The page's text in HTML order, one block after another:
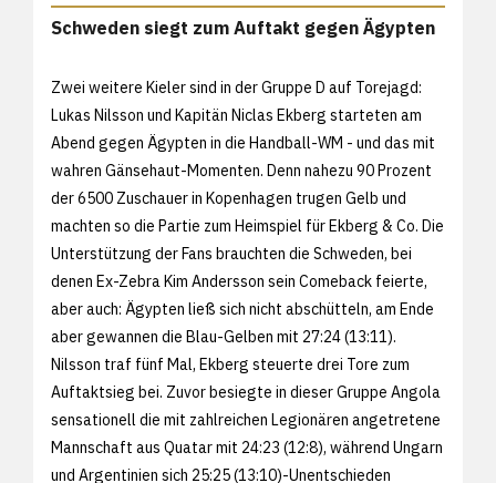
Schweden siegt zum Auftakt gegen Ägypten
Zwei weitere Kieler sind in der Gruppe D auf Torejagd:
Lukas Nilsson und Kapitän Niclas Ekberg starteten am
Abend gegen Ägypten in die Handball-WM - und das mit
wahren Gänsehaut-Momenten. Denn nahezu 90 Prozent
der 6500 Zuschauer in Kopenhagen trugen Gelb und
machten so die Partie zum Heimspiel für Ekberg & Co. Die
Unterstützung der Fans brauchten die Schweden, bei
denen Ex-Zebra Kim Andersson sein Comeback feierte,
aber auch: Ägypten ließ sich nicht abschütteln, am Ende
aber gewannen die Blau-Gelben mit 27:24 (13:11).
Nilsson traf fünf Mal, Ekberg steuerte drei Tore zum
Auftaktsieg bei. Zuvor besiegte in dieser Gruppe Angola
sensationell die mit zahlreichen Legionären angetretene
Mannschaft aus Quatar mit 24:23 (12:8), während Ungarn
und Argentinien sich 25:25 (13:10)-Unentschieden